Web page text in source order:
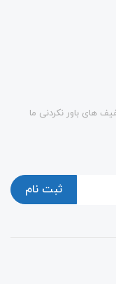
های باور نکردنی ما
ثبت نام